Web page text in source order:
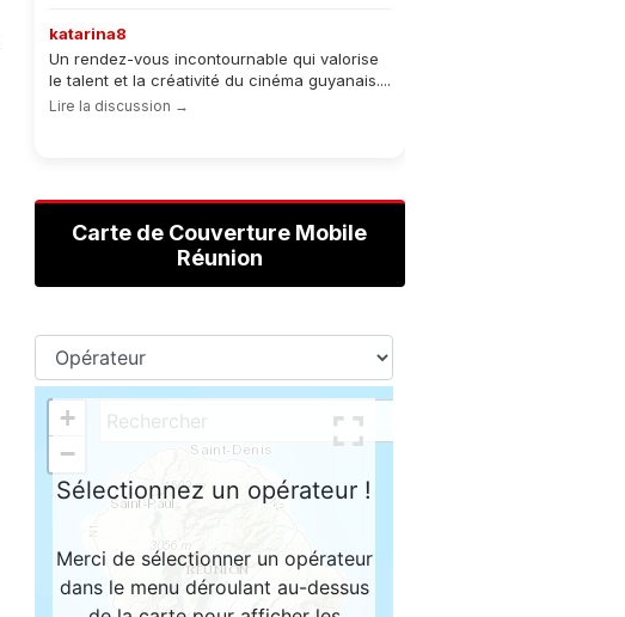
katarina8
Un rendez-vous incontournable qui valorise
le talent et la créativité du cinéma guyanais....
Lire la discussion →
Carte de Couverture Mobile
Réunion